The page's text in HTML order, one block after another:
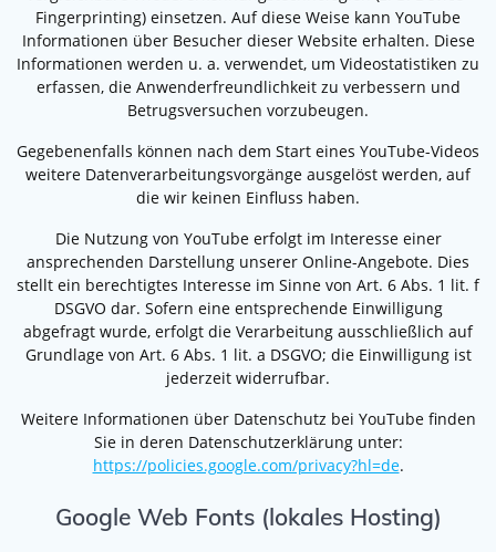
Fingerprinting) einsetzen. Auf diese Weise kann YouTube
Informationen über Besucher dieser Website erhalten. Diese
Informationen werden u. a. verwendet, um Videostatistiken zu
erfassen, die Anwenderfreundlichkeit zu verbessern und
Betrugsversuchen vorzubeugen.
Gegebenenfalls können nach dem Start eines YouTube-Videos
weitere Datenverarbeitungsvorgänge ausgelöst werden, auf
die wir keinen Einfluss haben.
Die Nutzung von YouTube erfolgt im Interesse einer
ansprechenden Darstellung unserer Online-Angebote. Dies
stellt ein berechtigtes Interesse im Sinne von Art. 6 Abs. 1 lit. f
DSGVO dar. Sofern eine entsprechende Einwilligung
abgefragt wurde, erfolgt die Verarbeitung ausschließlich auf
Grundlage von Art. 6 Abs. 1 lit. a DSGVO; die Einwilligung ist
jederzeit widerrufbar.
Weitere Informationen über Datenschutz bei YouTube finden
Sie in deren Datenschutzerklärung unter:
https://policies.google.com/privacy?hl=de.
Google Web Fonts (lokales Hosting)